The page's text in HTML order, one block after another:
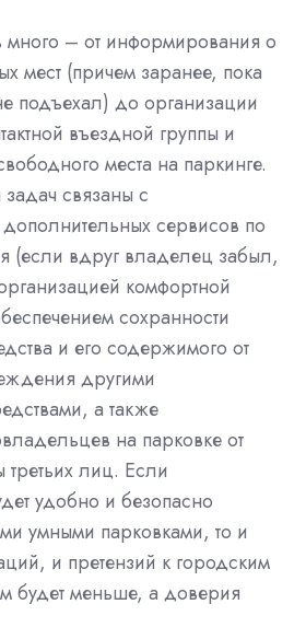
много – от информирования о
мест (причем заранее, пока
подъехал) до организации
въездной группы и
места на паркинге.
связаны с
сервисов по
(если вдруг владелец забыл,
комфортной
сохранности
и его содержимого от
другими
а также
на парковке от
третьих лиц. Если
удобно и безопасно
умными парковками, то и
и претензий к городским
будет меньше, а доверия